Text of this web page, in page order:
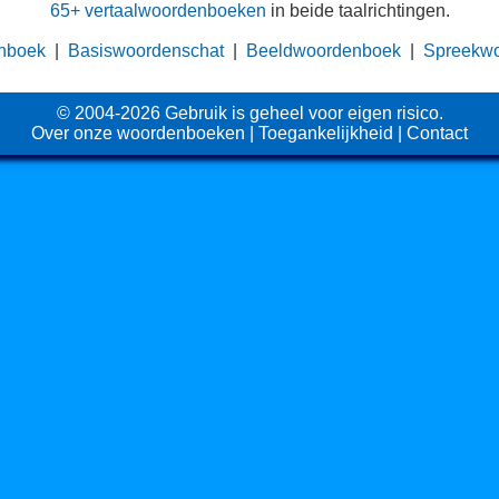
65+ vertaalwoordenboeken in beide taalrichtingen.
| Basiswoordenschat| Beeldwoordenboek|
© 2004-2026 Gebruik is geheel voor eigen risico.
Over onze woordenboeken
Toegankelijkheid Contact